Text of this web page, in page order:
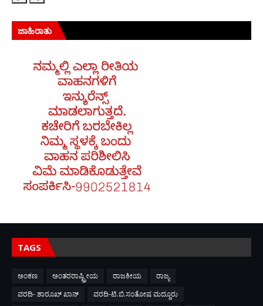
ಜಾಹಿರಾತು
TAGS
ಅಂಕಣ ಅಂತರರಾಷ್ಟ್ರೀಯ ರಾಜಕೀಯ
ರಾಜ್ಯ
ವರದಿ- ಶಾರೂಖ್ ಖಾನ್
ವರದಿ-ಟಿ.ಬಿ.ಸಂತೋಷ ಮದ್ದೂರು